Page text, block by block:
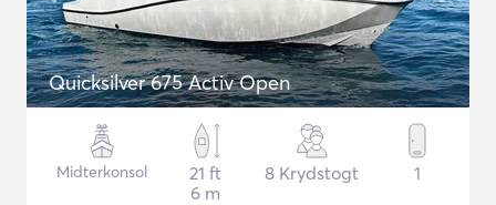
Quicksilver 675 Activ Open
Midterkonsol
21 ft
6 m
8 Krydstogt 1